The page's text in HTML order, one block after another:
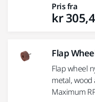
Pris fra
kr
Flap
Flap wheel
metal,
Maximum